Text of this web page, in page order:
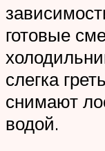
готовые
слегка
снимают
водой.